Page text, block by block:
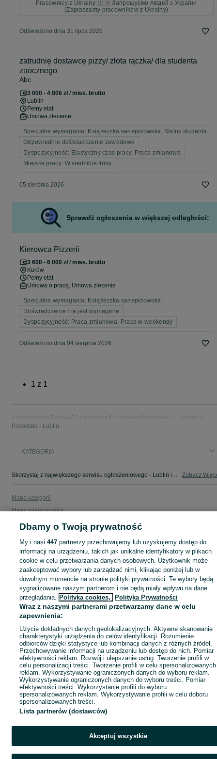
Pracownicy z Ukrainy: 🇺🇦 Запрошуємо людей з України
(Zapraszamy pracowników z Ukrainy)
Odświeżono dnia 31 lipca 2026
zatrudnię dostawcę pizzy/ złota rączka/ dla studenta
zaocznego
Abc
3 000 - 4 806 zł / mies. brutto
Lublin
Pełny etat
Umowa zlecenie
Specjalne wymagania: Książeczka sanepidowska, Status studenta
Odpowiednie doświadczenie zawodowe
Dyspozycyjność: Elastyczny czas pracy, Praca zmianowa
Miejsce pracy: W siedzibie firmy
05 sierpnia 2026
Sprawdź ogłoszenia w większej odległości:
Kierowca Pizzerii
3 600 - 6 000 zł / mies. brutto
Kurów
Pełny etat
Umowa o pracę, Umowa zlecenie
Specjalne wymagania: Książeczka sanepidowska
Doświadczenie nie jest wymagane
Dyspozycyjność: Praca zmianowa, Praca w weekendy
Odświeżono dnia 04 sierpnia 2026
1 z 1
Pozostałe - Lublin
KATEGORIA
Skorzystaj z największego serwisu ogłoszeniowego - Lublin i okolice! - kupuj lub sprzedawaj jeszcze wygodniej w kategorii Pozostałe! Zobacz
Mapa kategorii
Mapa miejscowości
Mapa ministron
Dbamy o Twoją prywatność
My i nasi447 partnerzy przechowujemy lub uzyskujemy dostęp do
informacji na urządzeniu, takich jak unikalne identyfikatory w plikach
cookie w celu przetwarzania danych osobowych. Użytkownik może
zaakceptować wybory lub zarządzać nimi, klikając poniżej lub w
dowolnym momencie na stronie polityki prywatności. Te wybory będą
sygnalizowane naszym partnerom i nie będą miały wpływu na dane
przeglądania. Polityka cookies, Polityka Prywatności
Wraz z naszymi partnerami przetwarzamy dane w celu
zapewnienia:
Użycie dokładnych danych geolokalizacyjnych. Aktywne skanowanie
charakterystyki urządzenia do celów identyfikacji. Rozumienie
odbiorców dzięki statystyce lub kombinacji danych z różnych źródeł.
Przechowywanie informacji na urządzeniu lub dostęp do nich. Pomiar
efektywności reklam. Rozwój i ulepszanie usług. Tworzenie profili w
celu personalizacji treści. Tworzenie profili w celu spersonalizowanych
reklam. Wykorzystywanie ograniczonych danych do wyboru reklam.
Wykorzystywanie ograniczonych danych do wyboru treści. Pomiar
efektywności treści. Wykorzystanie profili do wyboru
spersonalizowanych reklam. Wykorzystywanie profili w celu doboru
spersonalizowanych treści.
Lista partnerów (dostawców)
Akceptuj wszystkie